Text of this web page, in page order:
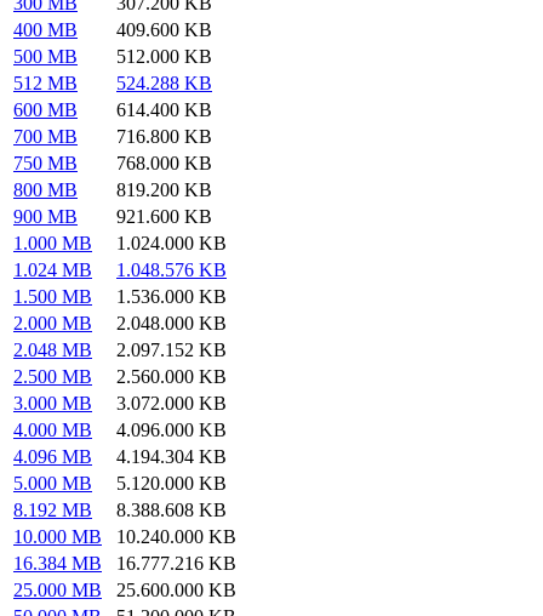
400 MB
409.600 KB
500 MB
512.000 KB
512 MB
524.288 KB
600 MB
614.400 KB
700 MB
716.800 KB
750 MB
768.000 KB
800 MB
819.200 KB
900 MB
921.600 KB
1.000 MB
1.024.000 KB
1.024 MB
1.048.576 KB
1.500 MB
1.536.000 KB
2.000 MB
2.048.000 KB
2.048 MB
2.097.152 KB
2.500 MB
2.560.000 KB
3.000 MB
3.072.000 KB
4.000 MB
4.096.000 KB
4.096 MB
4.194.304 KB
5.000 MB
5.120.000 KB
8.192 MB
8.388.608 KB
10.000 MB
10.240.000 KB
16.384 MB
16.777.216 KB
25.000 MB
25.600.000 KB